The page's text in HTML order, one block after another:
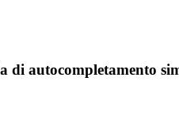
di autocompletamento